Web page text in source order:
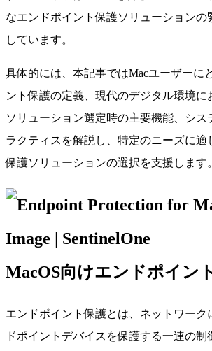
なエンドポイント保護ソリューションの
しています。
具体的には、本記事ではMacユーザーに
ント保護の定義、現代のデジタル環境に
ソリューション選定時の主要機能、シス
ラクティスを解説し、特定のニーズに適
保護ソリューションの選択を支援します。
MacOS向けエンドポイン
エンドポイント保護とは、ネットワーク
ドポイントデバイスを保護する一連の制